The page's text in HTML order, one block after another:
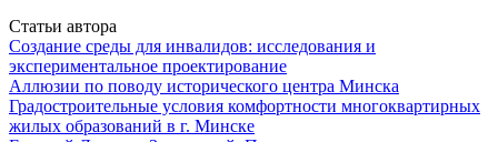
Статьи автора
Создание среды для инвалидов: исследования и
экспериментальное проектирование
Аллюзии по поводу исторического центра Минска
Градостроительные условия комфортности многоквартирных
жилых образований в г. Минске